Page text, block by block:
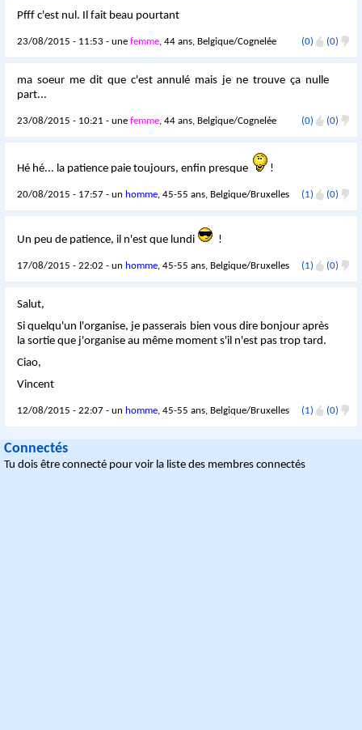
Pfff c'est nul. Il fait beau pourtant
23/08/2015 - 11:53 - unefemme, 44 ans, Belgique/Cognelée (0) (0)
ma soeur me dit que c'est annulé mais je ne trouve ça nulle
part...
23/08/2015 - 10:21 - unefemme, 44 ans, Belgique/Cognelée (0) (0)
Hé hé... la patience paie toujours, enfin presque !
20/08/2015 - 17:57 - un homme, 45-55 ans, Belgique/Bruxelles (1) (0)
Un peu de patience, il n'est que lundi !
17/08/2015 - 22:02 - un homme, 45-55 ans, Belgique/Bruxelles (1) (0)
Salut,
Si quelqu'un l'organise, je passerais bien vous dire bonjour après
la sortie que j'organise au même moment s'il n'est pas trop tard.
Ciao,
Vincent
12/08/2015 - 22:07 - un homme, 45-55 ans, Belgique/Bruxelles (1) (0)
Connectés
Tu dois être connecté pour voir la liste des membres connectés